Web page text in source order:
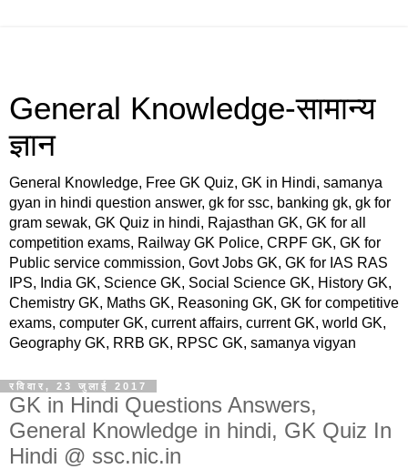
General Knowledge-सामान्य
ज्ञान
General Knowledge, Free GK Quiz, GK in Hindi, samanya
gyan in hindi question answer, gk for ssc, banking gk, gk for
gram sewak, GK Quiz in hindi, Rajasthan GK, GK for all
competition exams, Railway GK Police, CRPF GK, GK for
Public service commission, Govt Jobs GK, GK for IAS RAS
IPS, India GK, Science GK, Social Science GK, History GK,
Chemistry GK, Maths GK, Reasoning GK, GK for competitive
exams, computer GK, current affairs, current GK, world GK,
Geography GK, RRB GK, RPSC GK, samanya vigyan
रविवार, 23 जुलाई 2017
GK in Hindi Questions Answers,
General Knowledge in hindi, GK Quiz In
Hindi @ ssc.nic.in